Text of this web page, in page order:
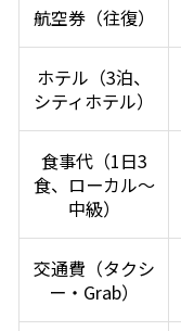
航空券（往復）
ホテル（3泊、
シティホテル）
食事代（1日3
食、ローカル〜
中級）
交通費（タクシ
ー・Grab）